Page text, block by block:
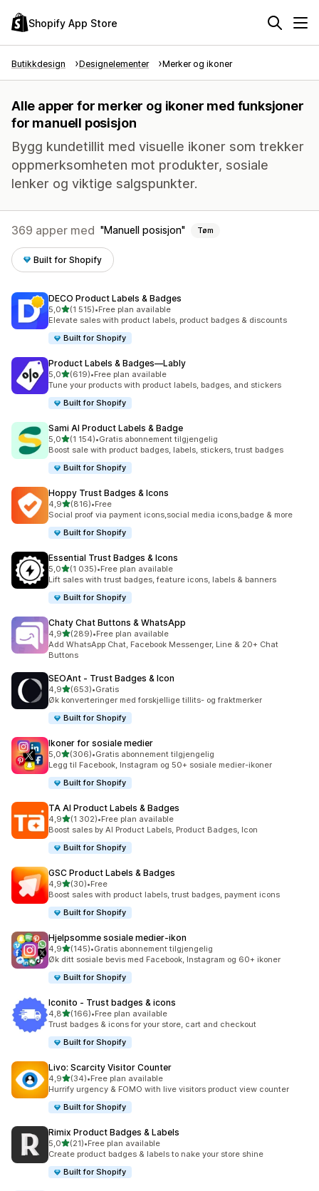
Shopify App Store
Butikkdesign Designelementer Merker og ikoner
Alle apper for merker og ikoner med funksjoner
for manuell posisjon
Bygg kundetillit med visuelle ikoner som trekker
oppmerksomheten mot produkter, sosiale
lenker og viktige salgspunkter.
369 apper med Manuell posisjon Tøm
Built for Shopify
DECO Product Labels & Badges
5,0av 5 stjerner
(1 515)
Totalt 1515 omtaler
•Free plan available
Elevate sales with product labels, product badges & discounts
Built for Shopify
Product Labels & Badges—Lably
5,0av 5 stjerner
(619)
Totalt 619 omtaler
•Free plan available
Tune your products with product labels, badges, and stickers
Built for Shopify
Sami AI Product Labels & Badge
5,0av 5 stjerner
(1 154)
Totalt 1154 omtaler
•Gratis abonnement tilgjengelig
Boost sale with product badges, labels, stickers, trust badges
Built for Shopify
Hoppy Trust Badges & Icons
4,9av 5 stjerner
(816)
Totalt 816 omtaler
•Free
Social proof via payment icons,social media icons,badge & more
Built for Shopify
Essential Trust Badges & Icons
5,0av 5 stjerner
(1 035)
Totalt 1035 omtaler
•Free plan available
Lift sales with trust badges, feature icons, labels & banners
Built for Shopify
Chaty Chat Buttons & WhatsApp
4,9av 5 stjerner
(289)
Totalt 289 omtaler
•Free plan available
Add WhatsApp Chat, Facebook Messenger, Line & 20+ Chat
Buttons
SEOAnt ‑ Trust Badges & Icon
4,9av 5 stjerner
(653)
Totalt 653 omtaler
•Gratis
Øk konverteringer med forskjellige tillits- og fraktmerker
Built for Shopify
Ikoner for sosiale medier
5,0av 5 stjerner
(306)
Totalt 306 omtaler
•Gratis abonnement tilgjengelig
Legg til Facebook, Instagram og 50+ sosiale medier-ikoner
Built for Shopify
TA AI Product Labels & Badges
4,9av 5 stjerner
(1 302)
Totalt 1302 omtaler
•Free plan available
Boost sales by AI Product Labels, Product Badges, Icon
Built for Shopify
GSC Product Labels & Badges
4,9av 5 stjerner
(30)
Totalt 30 omtaler
•Free
Boost sales with product labels, trust badges, payment icons
Built for Shopify
Hjelpsomme sosiale medier‑ikon
4,9av 5 stjerner
(145)
Totalt 145 omtaler
•Gratis abonnement tilgjengelig
Øk ditt sosiale bevis med Facebook, Instagram og 60+ ikoner
Built for Shopify
Iconito ‑ Trust badges & icons
4,8av 5 stjerner
(166)
Totalt 166 omtaler
•Free plan available
Trust badges & icons for your store, cart and checkout
Built for Shopify
Livo: Scarcity Visitor Counter
4,9av 5 stjerner
(34)
Totalt 34 omtaler
•Free plan available
Hurrify urgency & FOMO with live visitors product view counter
Built for Shopify
Rimix Product Badges & Labels
5,0av 5 stjerner
(21)
Totalt 21 omtaler
•Free plan available
Create product badges & labels to nake your store shine
Built for Shopify